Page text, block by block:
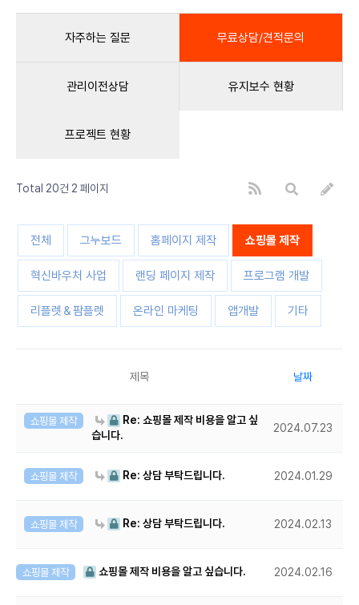
자주하는 질문 무료상담/견적문의
관리이전상담 유지보수 현황
프로젝트 현황
Total 20건 2 페이지
전체 그누보드 홈페이지 제작 쇼핑몰 제작
혁신바우처 사업 랜딩 페이지 제작 프로그램 개발
리플렛＆팜플렛 온라인 마케팅 앱개발 기타
제목 날짜
쇼핑몰 제작
Re: 쇼핑몰 제작 비용을 알고 싶
습니다.
2024.07.23
쇼핑몰 제작 Re: 상담 부탁드립니다. 2024.01.29
쇼핑몰 제작 Re: 상담 부탁드립니다. 2024.02.13
쇼핑몰 제작 쇼핑몰 제작 비용을 알고 싶습니다. 2024.02.16